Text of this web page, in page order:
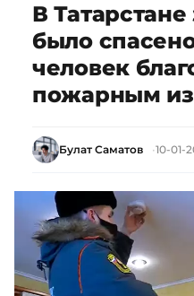
В Татарстане
было
человек
пожарным
Булат Саматов 10-01-